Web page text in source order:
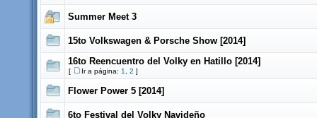
Summer Meet 3
15to Volkswagen & Porsche Show [2014]
16to Reencuentro del Volky en Hatillo [2014]
[ Ir a página: 1 2 ]
Flower Power 5 [2014]
6to Festival del Volky Navideño